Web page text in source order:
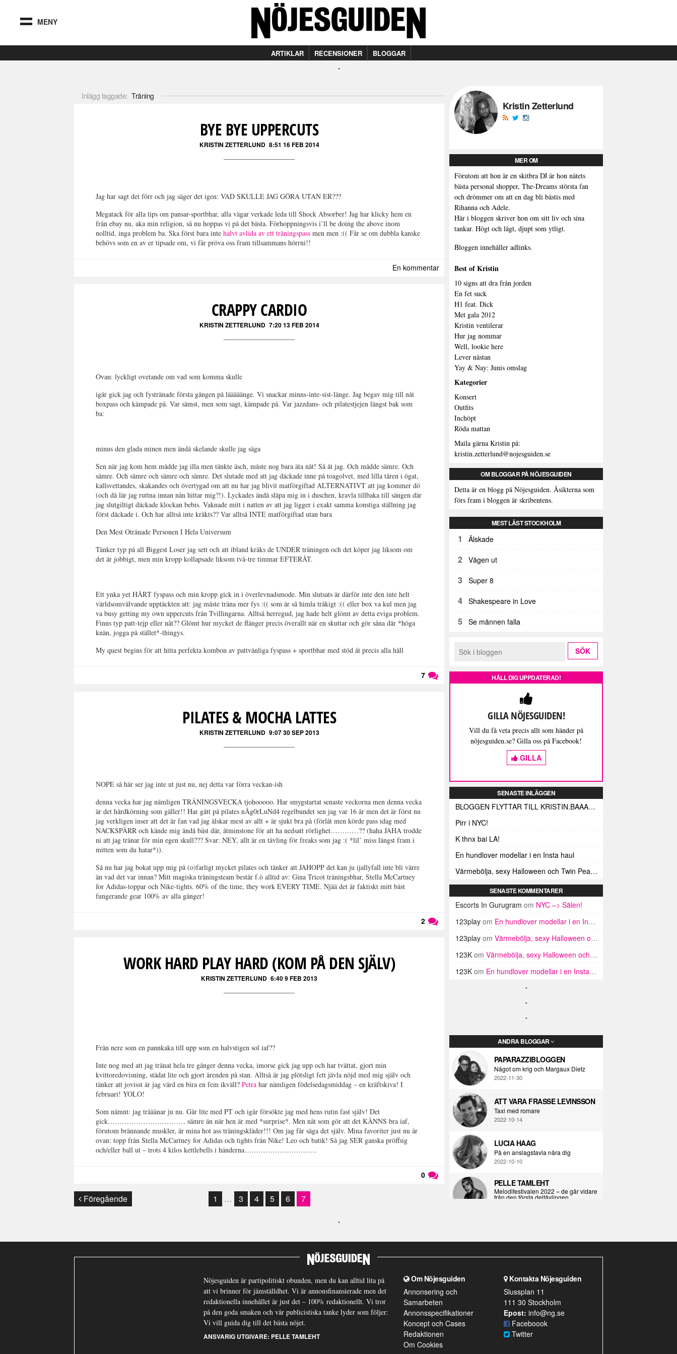
MENY
ARTIKLAR RECENSIONER BLOGGAR
Inlägg taggade: Träning
BYE BYE UPPERCUTS
KRISTIN ZETTERLUND 8:51 16 FEB 2014
Jag har sagt det förr och jag säger det igen: VAD SKULLE JAG GÖRA UTAN ER???
Megatack för alla tips om pansar-sportbhar, alla vägar verkade leda till Shock Absorber! Jag har klicky hem en
från ebay nu, aka min religion, så nu hoppas vi på det bästa. Förhoppningsvis i’ll be doing the above inom
nolltid, inga problem ba. Ska först bara intehalvt avlida av ett träningspass men men :(( Får se om dubbla kanske
behövs som en av er tipsade om, vi får pröva oss fram tillsammans hörrni!!
En kommentar
CRAPPY CARDIO
KRISTIN ZETTERLUND 7:20 13 FEB 2014
Ovan: lyckligt ovetande om vad som komma skulle
igår gick jag och fystränade första gången på lääääänge. Vi snackar minns-inte-sist-länge. Jag begav mig till nåt
boxpass och kämpade på. Var sämst, men som sagt, kämpade på. Var jazzdans- och pilatestjejen längst bak som
ba:
minus den glada minen men ändå skelande skulle jag säga
Sen när jag kom hem mådde jag illa men tänkte äsch, måste nog bara äta nåt! Så åt jag. Och mådde sämre. Och
sämre. Och sämre och sämre och sämre. Det slutade med att jag däckade inne på toagolvet, med lilla tåren i ögat,
kallsvettandes, skakandes och övertygad om att nu har jag blivit matförgiftad ALTERNATIVT att jag kommer dö
(och då lär jag ruttna innan nån hittar mig?!). Lyckades ändå släpa mig in i duschen, kravla tillbaka till sängen där
jag slutgiltigt däckade klockan bebis. Vaknade mitt i natten av att jag ligger i exakt samma konstiga ställning jag
först däckade i. Och har alltså inte kräkts?? Var alltså INTE matförgiftad utan bara
Den Mest Otränade Personen I Hela Universum
Tänker typ på all Biggest Loser jag sett och att ibland kräks de UNDER träningen och det köper jag liksom om
det är jobbigt, men min kropp kollapsade liksom två-tre timmar EFTERÅT.
Ett ynka yet HÅRT fyspass och min kropp gick in i överlevnadsmode. Min slutsats är därför inte den inte helt
världsomvälvande upptäckten att: jag måste träna mer fys :(( som är så himla tråkigt :(( eller box va kul men jag
va busy getting my own uppercuts från Tvillingarna. Alltså herregud, jag hade helt glömt av detta eviga problem.
Finns typ patt-tejp eller nåt?? Glömt hur mycket de flänger precis överallt när en skuttar och gör såna där *höga
knän, jogga på stället*-thingys.
My quest begins för att hitta perfekta kombon av pattvänliga fyspass + sportbhar med stöd åt precis alla håll
7
PILATES & MOCHA LATTES
KRISTIN ZETTERLUND 9:07 30 SEP 2013
NOPE så här ser jag inte ut just nu, nej detta var förra veckan-ish
denna vecka har jag nämligen TRÄNINGSVECKA tjohooooo. Har smygstartat senaste veckorna men denna vecka
är det hårdkörning som gäller!! Har gått på pilates nÅg0rLuNd4 regelbundet sen jag var 16 år men det är först nu
jag verkligen inser att det är fan vad jag älskar mest av allt + är sjukt bra på (förlåt men körde pass idag med
NACKSPÄRR och kände mig ändå bäst där, åtminstone för att ha nedsatt rörlighet…………?? (haha JAHA trodde
ni att jag tränar för min egen skull??? Svar: NEY, allt är en tävling för freaks som jag :( *lil’ miss längst fram i
mitten som du hatar*)).
Så nu har jag bokat upp mig på (o)farligt mycket pilates och tänker att JAHOPP det kan ju ijallyfall inte bli värre
än vad det var innan? Mitt magiska träningsteam består f.ö alltid av: Gina Tricot träningsbhar, Stella McCartney
for Adidas-toppar och Nike-tights. 60% of the time, they work EVERY TIME. Njää det är faktiskt mitt bäst
fungerande gear 100% av alla gånger!
2
WORK HARD PLAY HARD (KOM PÅ DEN SJÄLV)
KRISTIN ZETTERLUND 6:40 9 FEB 2013
Från nere som en pannkaka till upp som en halvstigen sol iaf??
Inte nog med att jag tränat hela tre gånger denna vecka, imorse gick jag upp och har tvättat, gjort min
kvittoredovisning, städat lite och gjort ärenden på stan. Alltså är jag plötsligt fett jävla nöjd med mig själv och
tänker att jovisst är jag värd en bira en fem ikväll?Petra har nämligen födelsedagsmiddag – en kräftskiva! I
februari! YOLO!
Som nämnt: jag trääänar ju nu. Går lite med PT och igår försökte jag med hens rutin fast själv! Det
gick…………………………… sämre än när hen är med *surprise*. Men nåt som gör att det KÄNNS bra iaf,
förutom brännande muskler, är mina hot ass träningskläder!!! Om jag får säga det själv. Mina favoriter just nu är
ovan: topp från Stella McCartney for Adidas och tights från Nike! Leo och batik! Så jag SER ganska pröffsig
och/eller ball ut – trots 4 kilos kettlebells i händerna………………………….
0
Föregående 1 … 3 4 5 6 7
Kristin Zetterlund
MER OM
Förutom att hon är en skitbra DJ är hon nätets
bästa personal shopper, The-Dreams största fan
och drömmer om att en dag bli bästis med
Rihanna och Adele.
Här i bloggen skriver hon om sitt liv och sina
tankar. Högt och lågt, djupt som ytligt.
Bloggen innehåller adlinks.
Best of Kristin
10 signs att dra från jorden
En fet suck
H1 feat. Dick
Met gala 2012
Kristin ventilerar
Hur jag nommar
Well, lookie here
Lever nästan
Yay & Nay: Junis omslag
Kategorier
Konsert
Outfits
Inchöpt
Röda mattan
Maila gärna Kristin på:
kristin.zetterlund@nojesguiden.se
OM BLOGGAR PÅ NÖJESGUIDEN
Detta är en blogg på Nöjesguiden. Åsikterna som
förs fram i bloggen är skribentens.
MEST LÄST STOCKHOLM
1 Älskade
2 Vägen ut
3 Super 8
4 Shakespeare in Love
5 Se männen falla
HÅLL DIG UPPDATERAD!
GILLA NÖJESGUIDEN!
Vill du få veta precis allt som händer på
nöjesguiden.se? Gilla oss på Facebook!
GILLA
SENASTE INLÄGGEN
BLOGGEN FLYTTAR TILL KRISTIN.BAAAM.SE!
Pirr i NYC!
K thnx bai LA!
En hundlover modellar i en Insta haul
Värmebölja, sexy Halloween och Twin Peaks i LA!
SENASTE KOMMENTARER
Escorts In Gurugram om NYC –> Sälen!
123play om En hundlover modellar i en Insta haul
123play om Värmebölja, sexy Halloween och Twin Peaks i LA!
123K om Värmebölja, sexy Halloween och Twin Peaks i LA!
123K om En hundlover modellar i en Insta haul
ANDRA BLOGGAR
PAPARAZZIBLOGGEN
Något om krig och Margaux Dietz
2022-11-30
ATT VARA FRASSE LEVINSSON
Taxi med romare
2022-10-14
LUCIA HAAG
På en anslagstavla nära dig
2022-10-10
PELLE TAMLEHT
Melodifestivalen 2022 – de går vidare
från den första deltävlingen
2021-06-28
Kropps-dagbok
SYNDAFALLET
Det är inte din demokratiska plikt att
delta i instagramaktivism.
2021-04-26
Nöjesguiden är partipolitiskt obunden, men du kan alltid lita på
att vi brinner för jämställdhet. Vi är annonsfinansierade men det
redaktionella innehållet är just det – 100% redaktionellt. Vi tror
på den goda smaken och vår publicistiska tanke lyder som följer:
Vi vill guida dig till det bästa nöjet.
ANSVARIG UTGIVARE: PELLE TAMLEHT
Om Nöjesguiden
Annonsering och
Samarbeten
Annonsspecifikationer
Koncept och Cases
Redaktionen
Om Cookies
Kontakta Nöjesguiden
Slussplan 11
111 30 Stockholm
Epost: info@ng.se
Faceboook
Twitter